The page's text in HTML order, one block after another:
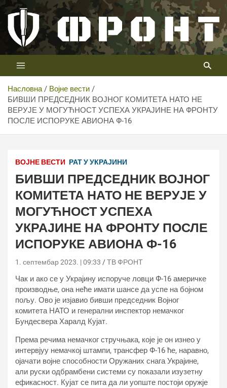
Скип
цонтент
Телевизија ФРОНТ
Први војни канал у Србији
Насловна
Војне вести
БИВШИ ПРЕДСЕДНИК ВОЈНОГ КОМИТЕТА НАТО НЕ
ВЕРУЈЕ У МОГУЋНОСТ УСПЕХА УКРАЈИНЕ НА ФРОНТУ
ПОСЛЕ ИСПОРУКЕ АВИОНА Ф-16
ВОЈНЕ ВЕСТИ РАТ У УКРАЈИНИ
БИВШИ ПРЕДСЕДНИК ВОЈНОГ
КОМИТЕТА НАТО НЕ ВЕРУЈЕ У
МОГУЋНОСТ УСПЕХА
УКРАЈИНЕ НА ФРОНТУ ПОСЛЕ
ИСПОРУКЕ АВИОНА Ф-16
1. септембар 2023. | 09:33 ТВ ФРОНТ
Чак и ако се у Украјину испоруче ловци Ф-16 америчке
производње, она неће имати шансе да успе на бојном
пољу. Ово је изјавио бивши председник Војног
комитета НАТО и генерални инспектор немачког
Бундесвера Харалд Кујат.
Према речима немачког стручњака, које је он изнео у
интервјуу немачкој штампи, трансфер Ф-16 ће, наравно,
ојачати војне способности Оружаних снага Украјине,
али руски одбрамбени системи су показали изузетну
ефикасност. Кујат се пита да ли уопште постоји оружје